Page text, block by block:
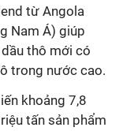
từ Angola
Nam Á) giúp
thô mới có
trong nước cao.
khoảng 7,8
tấn sản phẩm